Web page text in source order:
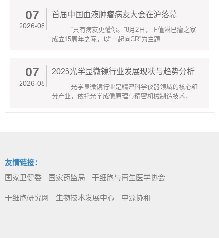
07
2026-08
首届中国血液肿瘤病友大会在沪落幕
“只有病友更懂你。”8月2日，正值淋巴瘤之家
成立15周年之际，以“一起向CR”为主题...
07
2026-08
2026光学显微镜行业发展现状与趋势分析
光学显微镜行业是精密科学仪器领域的核心细
分产业，依托光学成像原理与精密机械制造技术，...
友情链接：
国家卫健委
国家药监局 干细胞与再生医学协会
干细胞研究网 生物技术发展中心 中源协和